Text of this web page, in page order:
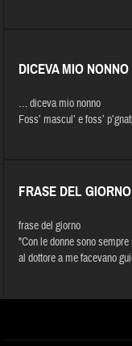
DICEVA MIO NONNO
… diceva mio nonno
Foss’ mascul’ e foss’
FRASE DEL GIORNO
frase del giorno
"Con le donne sono
al dottore a me facevano